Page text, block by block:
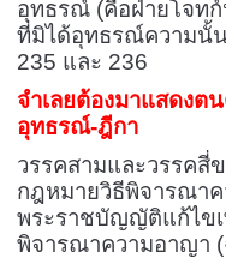
อุทธรณ์ (คือฝ่ายโจทก์
ที่มิได้อุทธรณ์ความนั้
235 และ 236
จำเลยต้องมาแสดงต
อุทธรณ์-ฎีกา
วรรคสามและวรรคสี่
กฎหมายวิธีพิจารณาค
พระราชบัญญัติแก้ไข
พิจารณาความอาญา